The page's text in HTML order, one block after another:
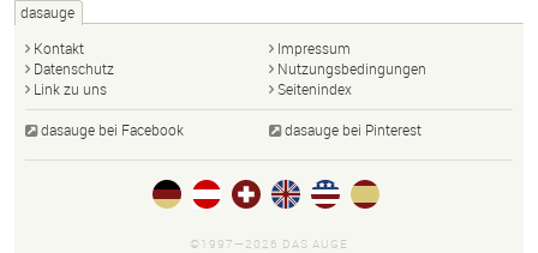
dasauge
Kontakt
Impressum
Datenschutz
Nutzungsbedingungen
Link zu uns
Seitenindex
dasauge bei Facebook dasauge bei Pinterest
©1997—2026 DAS AUGE